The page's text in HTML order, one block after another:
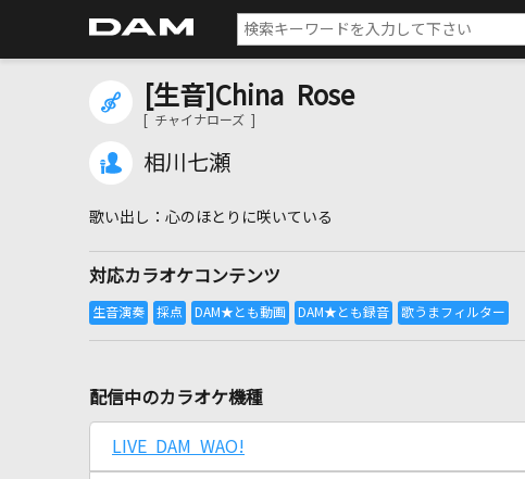
[生音]China Rose
[ チャイナローズ ]
相川七瀬
心のほとりに咲いている
対応カラオケコンテンツ
配信中のカラオケ機種
LIVE DAM WAO!